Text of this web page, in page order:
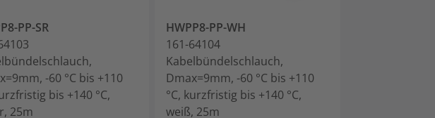
PP-SR
-60 °C bis +110
bis +140 °C,
25m
HWPP8-PP-WH
161-64104
Kabelbündelschlauch,
Dmax=9mm, -60 °C bis +110
°C, kurzfristig bis +140 °C,
weiß, 25m